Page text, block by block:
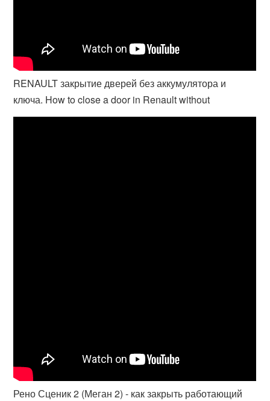
RENAULT закрытие дверей без аккумулятора и
ключа. How to close a door in Renault without
Рено Сценик 2 (Меган 2) - как закрыть работающий